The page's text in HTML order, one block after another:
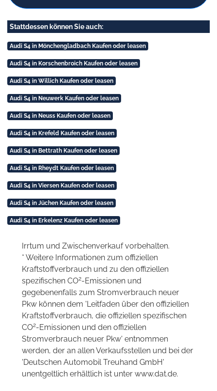
Stattdessen können Sie auch:
Audi S4 in Mönchengladbach Kaufen oder leasen
Audi S4 in Korschenbroich Kaufen oder leasen
Audi S4 in Willich Kaufen oder leasen
Audi S4 in Neuwerk Kaufen oder leasen
Audi S4 in Neuss Kaufen oder leasen
Audi S4 in Krefeld Kaufen oder leasen
Audi S4 in Bettrath Kaufen oder leasen
Audi S4 in Rheydt Kaufen oder leasen
Audi S4 in Viersen Kaufen oder leasen
Audi S4 in Jüchen Kaufen oder leasen
Audi S4 in Erkelenz Kaufen oder leasen
Irrtum und Zwischenverkauf vorbehalten.
* Weitere Informationen zum offiziellen
Kraftstoffverbrauch und zu den offiziellen
spezifischen CO2-Emissionen und
gegebenenfalls zum Stromverbrauch neuer
Pkw können dem 'Leitfaden über den offiziellen
Kraftstoffverbrauch, die offiziellen spezifischen
CO2-Emissionen und den offiziellen
Stromverbrauch neuer Pkw' entnommen
werden, der an allen Verkaufsstellen und bei der
'Deutschen Automobil Treuhand GmbH'
unentgeltlich erhältlich ist unter www.dat.de.